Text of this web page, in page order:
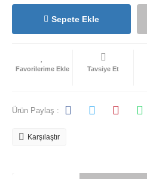
Sepete Ekle
Tavsiye Et
Ürün Paylaş :
Karşılaştır